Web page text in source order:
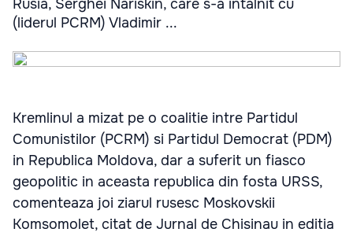
Rusia, Serghei Nariskin, care s-a intalnit cu
(liderul PCRM) Vladimir ...
Kremlinul a mizat pe o coalitie intre Partidul
Comunistilor (PCRM) si Partidul Democrat (PDM)
in Republica Moldova, dar a suferit un fiasco
geopolitic in aceasta republica din fosta URSS,
comenteaza joi ziarul rusesc Moskovskii
Komsomolet, citat de Jurnal de Chisinau in editia